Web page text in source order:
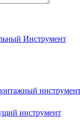
Инструмент
инструмент